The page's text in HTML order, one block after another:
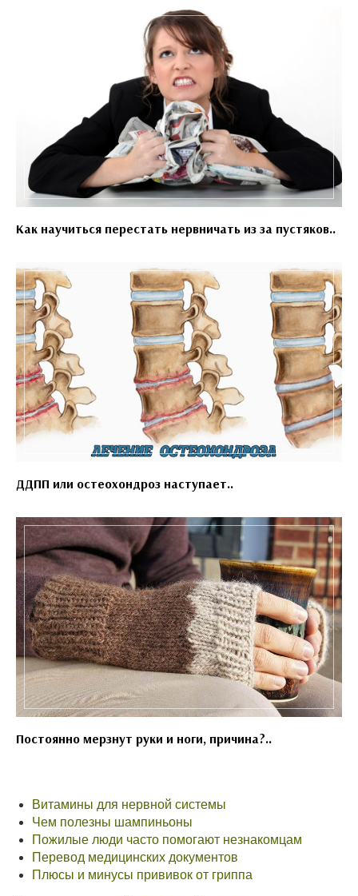
Как научиться перестать нервничать из за пустяков..
ДДПП или остеохондроз наступает..
Постоянно мерзнут руки и ноги, причина?..
Витамины для нервной системы
Чем полезны шампиньоны
Пожилые люди часто помогают незнакомцам
Перевод медицинских документов
Плюсы и минусы прививок от гриппа